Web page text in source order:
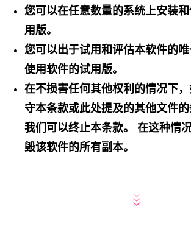
您可以在任意数量的系统上安装
用版。
您可以出于试用和评估本软件的
使用软件的试用版。
在不损害任何其他权利的情况下
守本条款或此处提及的其他文件的
我们可以终止本条款。 在这种情
毁该软件的所有副本。